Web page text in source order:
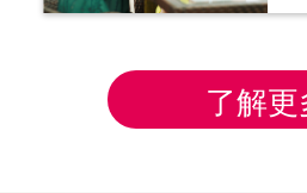
了解更